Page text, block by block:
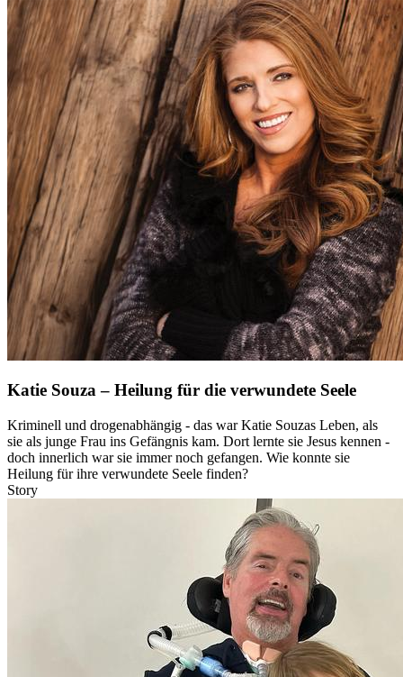
Katie Souza – Heilung für die verwundete Seele
Kriminell und drogenabhängig - das war Katie Souzas Leben, als
sie als junge Frau ins Gefängnis kam. Dort lernte sie Jesus kennen -
doch innerlich war sie immer noch gefangen. Wie konnte sie
Heilung für ihre verwundete Seele finden?
Story